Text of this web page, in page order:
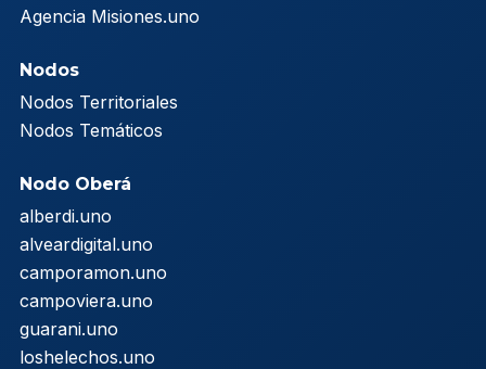
Agencia Misiones.uno
Nodos
Nodos Territoriales
Nodos Temáticos
Nodo Oberá
alberdi.uno
alveardigital.uno
camporamon.uno
campoviera.uno
guarani.uno
loshelechos.uno